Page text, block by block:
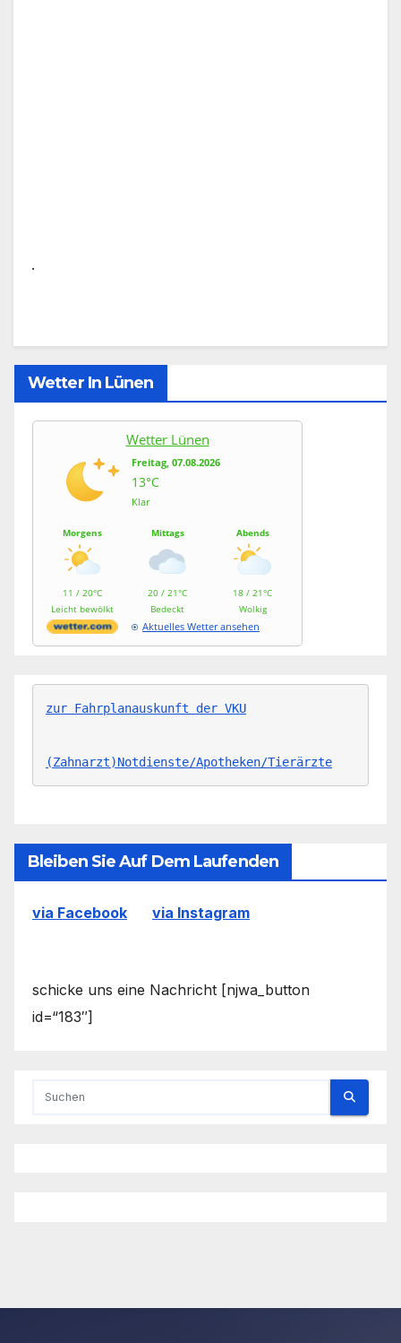
.
Wetter In Lünen
Wetter Lünen
Freitag, 07.08.2026
13°C
Klar
Morgens
11 / 20°C
Leicht bewölkt
Mittags
20 / 21°C
Bedeckt
Abends
18 / 21°C
Wolkig
Aktuelles Wetter ansehen
zur Fahrplanauskunft der VKU
(Zahnarzt)Notdienste/Apotheken/Tierärzte
Bleiben Sie Auf Dem Laufenden
via Facebook via Instagram
schicke uns eine Nachricht [njwa_button
id=“183″]